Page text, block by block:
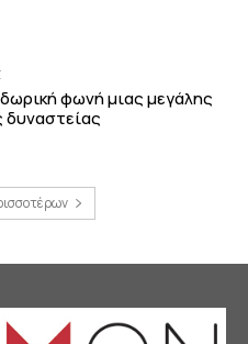
φωνή μιας μεγάλης
δυναστείας